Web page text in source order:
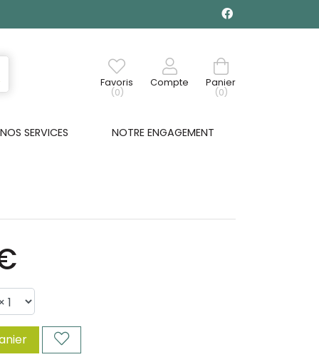
Favoris
(0)
Compte
Panier
(0)
NOS SERVICES NOTRE ENGAGEMENT